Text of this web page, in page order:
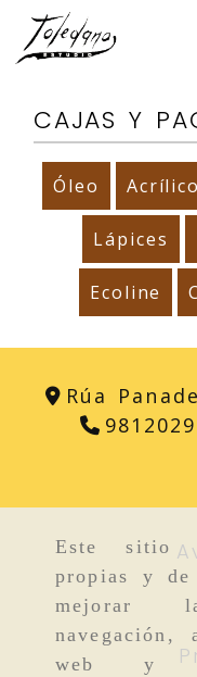
Este sitio
propias y de
mejorar
web y
CAJAS Y
Óleo Acrílico
Lápices
Ecoline
Rúa